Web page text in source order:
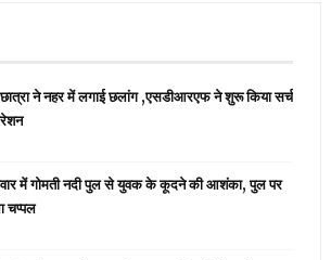
छात्रा ने नहर में लगाई छलांग ,एसडीआरएफ ने शुरू किया सर्च
में गोमती नदी पुल से युवक के कूदने की आशंका, पुल पर
चप्पल